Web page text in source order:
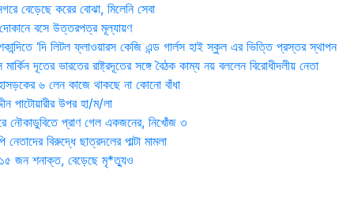
বেড়েছে করের বোঝা, মিলেনি সেবা
বসে উত্তরপত্র মূল্যায়ণ
‘দি লিটল ফ্লাওয়ারস কেজি এন্ড গার্লস হাই স্কুল এর ভিত্তি প্রস্তর স্থাপন
দূতের ভারতের রাষ্ট্রদূতের সঙ্গে বৈঠক কাম্য নয় বললেন বিরোধীদলীয় নেতা
৬ লেন কাজে থাকছে না কোনো বাঁধা
পাটোয়ারীর উপর হা/ম/লা
নৌকাডুবিতে প্রাণ গেল একজনের, নিখোঁজ ৩
নেতাদের বিরুদ্ধে ছাত্রদলের পাল্টা মামলা
জন শনাক্ত, বেড়েছে মৃ*ত্যুও